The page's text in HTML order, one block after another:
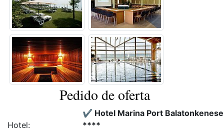
Pedido de oferta
Hotel:
✔️ Hotel Marina Port Balatonkenese
****